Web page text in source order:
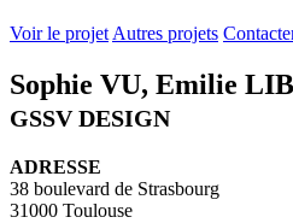
Voir le projet Autres projets
Sophie VU, Emilie
GSSV DESIGN
ADRESSE
38 boulevard de Strasbourg
31000 Toulouse